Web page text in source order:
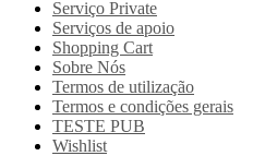
Serviço Private
Serviços de apoio
Shopping Cart
Sobre Nós
Termos de utilização
Termos e condições gerais
TESTE PUB
Wishlist